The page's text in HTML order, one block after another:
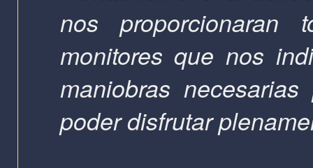
nos proporcionaran
monitores que nos
maniobras
poder disfrutar